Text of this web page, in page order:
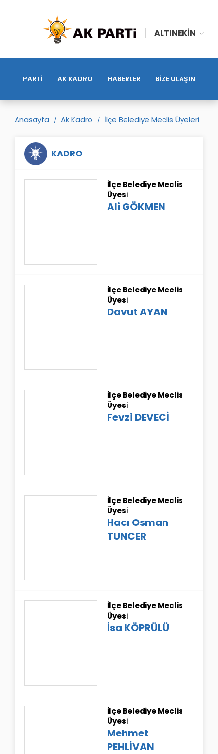
ALTINEKIN
PARTİ AK KADRO HABERLER BİZE ULAŞIN
Anasayfa Ak Kadro İlçe Belediye Meclis Üyeleri
KADRO
İlçe Belediye Meclis
Üyesi
Ali GÖKMEN
İlçe Belediye Meclis
Üyesi
Davut AYAN
İlçe Belediye Meclis
Üyesi
Fevzi DEVECİ
İlçe Belediye Meclis
Üyesi
Hacı Osman
TUNCER
İlçe Belediye Meclis
Üyesi
İsa KÖPRÜLÜ
İlçe Belediye Meclis
Üyesi
Mehmet
PEHLİVAN